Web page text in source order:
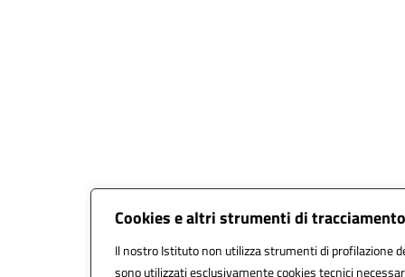
Cookies e altri strumenti di tracciamento
Il nostro Istituto non utilizza strumenti di profilazione
sono utilizzati esclusivamente cookies tecnici